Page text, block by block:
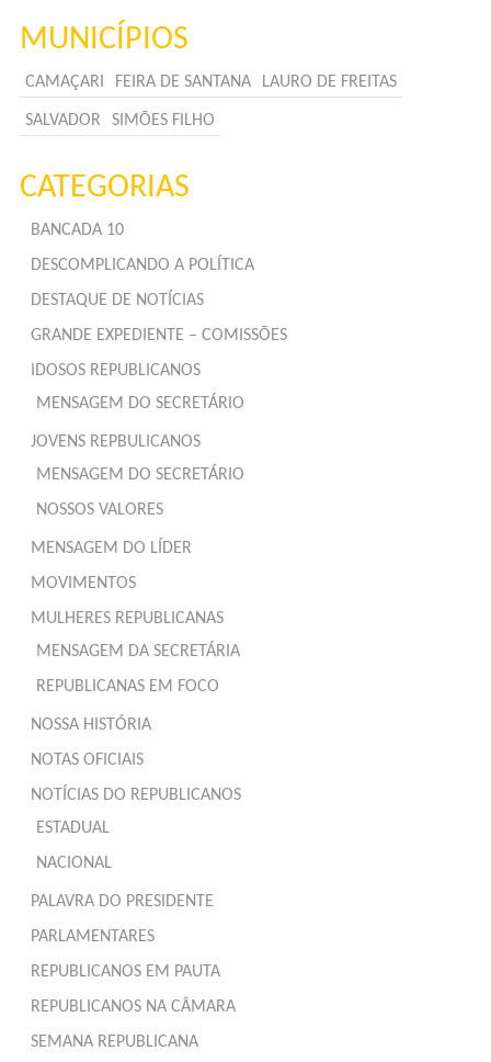
MUNICÍPIOS
CAMAÇARI FEIRA DE SANTANA LAURO DE FREITAS
SALVADOR SIMÕES FILHO
CATEGORIAS
BANCADA 10
DESCOMPLICANDO A POLÍTICA
DESTAQUE DE NOTÍCIAS
GRANDE EXPEDIENTE – COMISSÕES
IDOSOS REPUBLICANOS
MENSAGEM DO SECRETÁRIO
JOVENS REPBULICANOS
MENSAGEM DO SECRETÁRIO
NOSSOS VALORES
MENSAGEM DO LÍDER
MOVIMENTOS
MULHERES REPUBLICANAS
MENSAGEM DA SECRETÁRIA
REPUBLICANAS EM FOCO
NOSSA HISTÓRIA
NOTAS OFICIAIS
NOTÍCIAS DO REPUBLICANOS
ESTADUAL
NACIONAL
PALAVRA DO PRESIDENTE
PARLAMENTARES
REPUBLICANOS EM PAUTA
REPUBLICANOS NA CÂMARA
SEMANA REPUBLICANA